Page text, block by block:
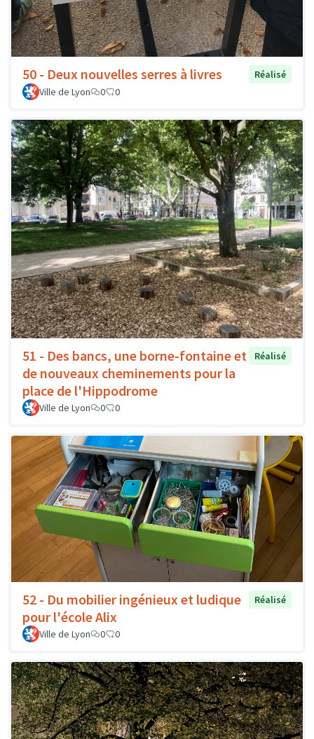
50 - Deux nouvelles serres à livres
Réalisé
Ville de Lyon
0 0
51 - Des bancs, une borne-fontaine et
de nouveaux cheminements pour la
place de l'Hippodrome
Réalisé
Ville de Lyon 0 0
52 - Du mobilier ingénieux et ludique
pour l'école Alix
Réalisé
Ville de Lyon 0 0